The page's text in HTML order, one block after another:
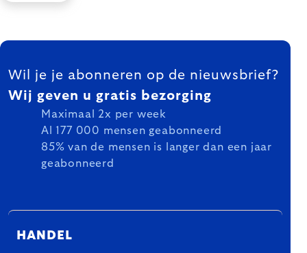
FOOTER
Wil je je abonneren op de nieuwsbrief?
Wij geven u gratis bezorging
Maximaal 2x per week
Al 177 000 mensen geabonneerd
85% van de mensen is langer dan een jaar
geabonneerd
HANDEL